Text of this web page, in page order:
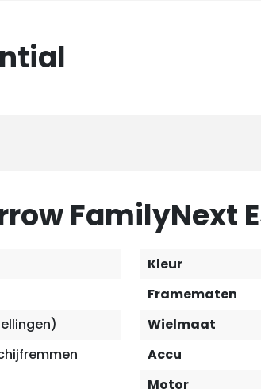
FamilyNext
Kleur
Framematen
Wielmaat
Accu
Motor